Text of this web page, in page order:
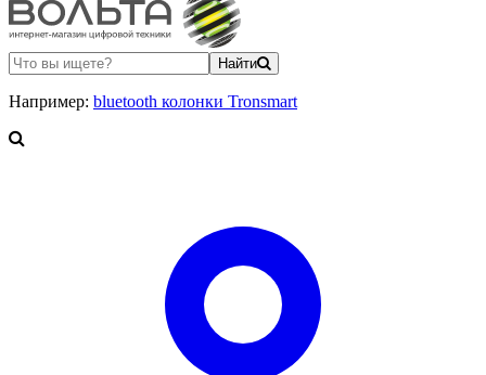
Найти
Например: bluetooth колонки Tronsmart